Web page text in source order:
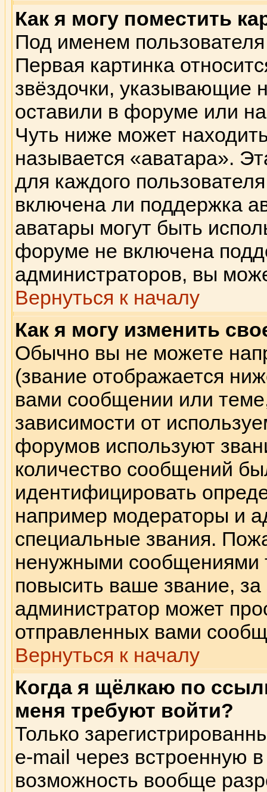
Как я могу поместить
Под именем
Первая картинка
звёздочки, указывающие
оставили в форуме или
Чуть ниже может
называется «аватара».
для каждого
включена ли поддержка
аватары могут быть
форуме не включена
администраторов, вы
Вернуться к началу
Как я могу изменить
Обычно вы не можете
(звание отображается
вами сообщении или
зависимости от
форумов используют
количество сообщений
идентифицировать
например модераторы и
специальные звания.
ненужными сообщениями
повысить ваше звание,
администратор может
отправленных вами
Вернуться к началу
Когда я щёлкаю по
меня требуют войти?
Только
e-mail через встроенную
возможность вообще